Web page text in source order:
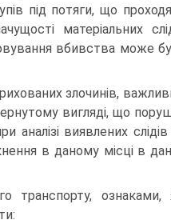
під потяги, що
матеріальних
вбивства може
злочинів,
вигляді, що
аналізі виявлених
в даному місці в
транспорту, ознаками,